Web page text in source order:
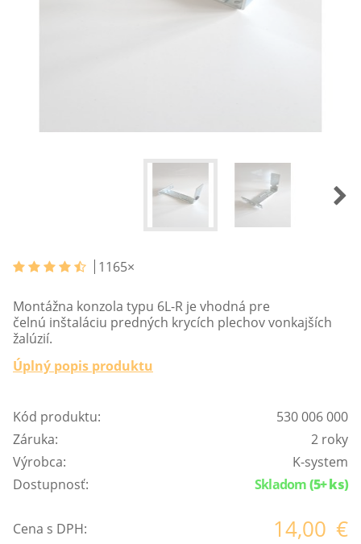
1165×
Montážna konzola typu 6L-R je vhodná pre
čelnú inštaláciu predných krycích plechov vonkajších
žalúzií.
Úplný popis produktu
Kód produktu:
530 006 000
Záruka:
2 roky
Výrobca:
K-system
Dostupnosť:
Skladom(5+ ks)
Cena s DPH: 14,00 €